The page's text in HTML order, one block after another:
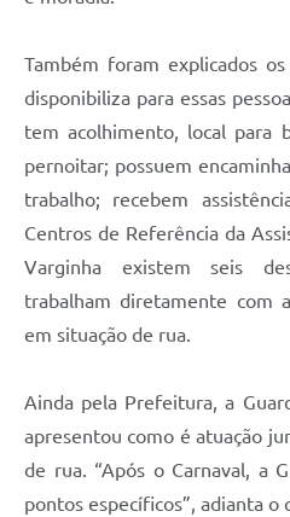
Também foram explicados
disponibiliza para essas
tem acolhimento, local para
pernoitar; possuem
trabalho; recebem
Centros de Referência da
Varginha existem seis
trabalham diretamente com
em situação de rua.
Ainda pela Prefeitura, a
apresentou como é atuação
de rua. “Após o Carnaval, a
pontos específicos”, adianta o